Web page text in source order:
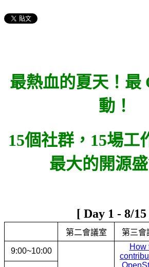
最熱血的夏天！最
動！
15個社群，15場工
最大的開源盛
[ Day 1 - 8/15
第二會議室 第三會
9:00~10:00
How